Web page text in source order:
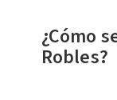
¿Cómo
Robles?